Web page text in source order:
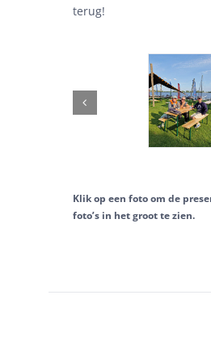
terug!
Klik op een foto om de
foto’s in het groot te zien.